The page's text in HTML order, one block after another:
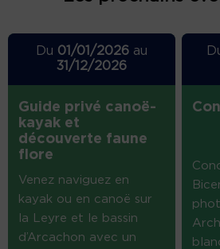
Du 01/01/2026au
31/12/2026
Guide privé canoë-
kayak et
découverte faune
flore
Venez naviguez en
kayak ou en canoë sur
la Leyre et le bassin
d’Arcachon avec un